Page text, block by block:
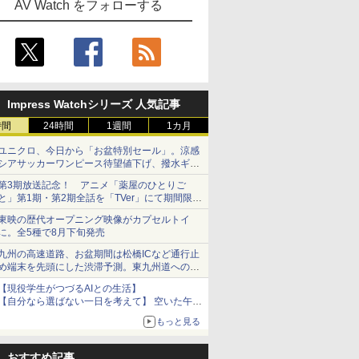
AV Watch をフォローする
Impress Watchシリーズ 人気記事
24時間 1週間 1カ月
ニクロ、今日から「お盆特別セール」。涼感
アサッカーワンピース待望値下げ、撥水ギア
ョーツは1990円に
3期放送記念！ アニメ「薬屋のひとりご
」第1期・第2期全話を「TVer」にて期間限定
順次無料配信開始
映の歴代オープニング映像がカプセルトイ
。全5種で8月下旬発売
州の高速道路、お盆期間は松橋ICなど通行止
端末を先頭にした渋滞予測。東九州道への迂
は料金調整を実施
現役学生がつづるAIとの生活】
自分なら選ばない一日を考えて】 空いた午後
チャッピーに捧げたら、思わぬ絶景に出会っ
もっと見る